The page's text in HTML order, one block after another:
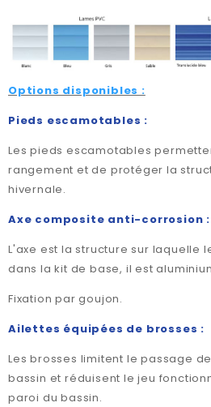
Options disponibles :
Pieds escamotables :
Les pieds escamotables
rangement et de protéger la
hivernale.
Axe composite anti-corrosion :
L'axe est la structure sur laquelle
dans la kit de base, il est
Fixation par goujon.
Ailettes équipées de brosses :
Les brosses limitent le passage
bassin et réduisent le jeu
paroi du bassin.